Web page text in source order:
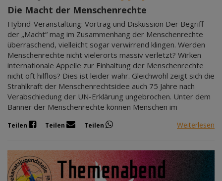
Die Macht der Menschenrechte
Hybrid-Veranstaltung: Vortrag und Diskussion Der Begriff
der „Macht“ mag im Zusammenhang der Menschenrechte
überraschend, vielleicht sogar verwirrend klingen. Werden
Menschenrechte nicht vielerorts massiv verletzt? Wirken
internationale Appelle zur Einhaltung der Menschenrechte
nicht oft hilflos? Dies ist leider wahr. Gleichwohl zeigt sich die
Strahlkraft der Menschenrechtsidee auch 75 Jahre nach
Verabschiedung der UN-Erklärung ungebrochen. Unter dem
Banner der Menschenrechte können Menschen im
Teilen Teilen Teilen Weiterlesen